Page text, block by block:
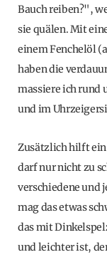
Bauch reiben?",
sie quälen. Mit
einem Fenchelöl
haben die
massiere ich rund
und im
Zusätzlich hilft ein
darf nur nicht zu
verschiedene und
mag das etwas
das mit
und leichter ist,